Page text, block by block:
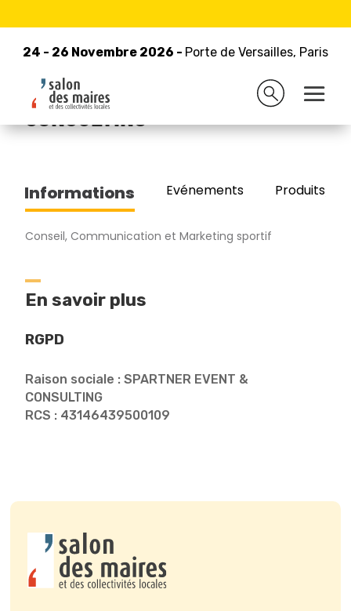
24 - 26 Novembre 2026 - Porte de Versailles, Paris
24 - 26 Novembre 2026 - Porte de Versailles, Paris
Retour à la liste des exposants
SPARTNER EVENT &
CONSULTING
Informations Evénements Produits/
Conseil, Communication et Marketing sportif
En savoir plus
RGPD
Raison sociale : SPARTNER EVENT &
CONSULTING
RCS : 43146439500109